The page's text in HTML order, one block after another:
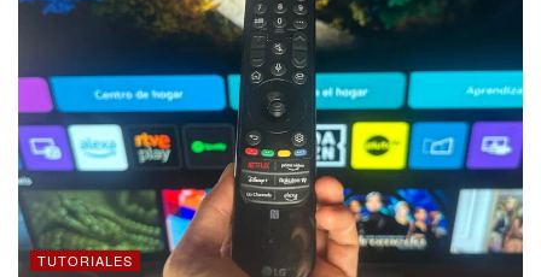
TUTORIALES